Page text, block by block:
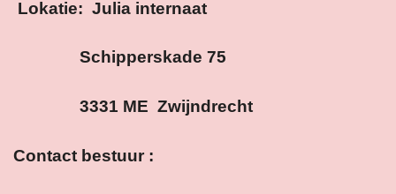
Lokatie: Julia internaat
Schipperskade 75
3331 ME Zwijndrecht
Contact bestuur :